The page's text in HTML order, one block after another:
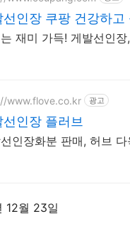
선인장 쿠팡 건강하고
재미 가득! 게발선인
www.flove.co.kr 광고
선인장 플러브
인장화분 판매, 허브
12월 23일